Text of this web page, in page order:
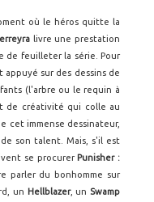
où le héros quitte la
livre une prestation
de feuilleter la série. Pour
sur des dessins de
(l'arbre ou le requin à
de créativité qui colle au
cet immense dessinateur,
son talent. Mais, s'il est
se procurer Punisher :
parler du bonhomme sur
un Hellblazer, un Swamp